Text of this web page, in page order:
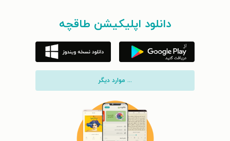
دانلود اپلیکیشن طاقچه
... موارد دیگر